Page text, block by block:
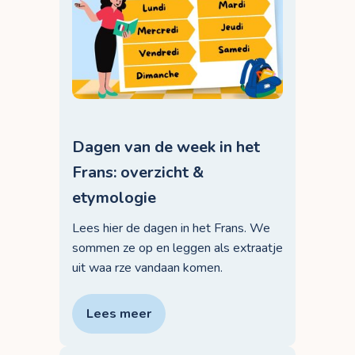
Dagen van de week in het
Frans: overzicht &
etymologie
Lees hier de dagen in het Frans. We
sommen ze op en leggen als extraatje
uit waa rze vandaan komen.
Lees meer